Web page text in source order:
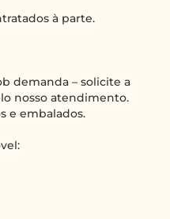
à parte.
demanda – solicite a
nosso atendimento.
e embalados.